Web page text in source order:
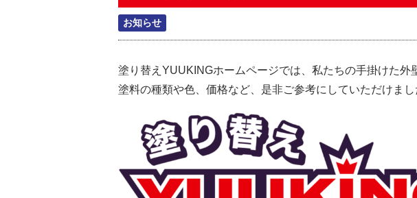
お知らせ
塗り替えYUUKINGホームページでは、私たちの手掛けた外
塗料の種類や色、価格など、是非ご参考にしていただけま